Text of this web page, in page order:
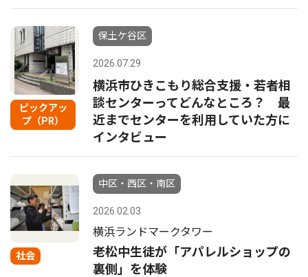
ピックアッ
プ（PR）
保土ケ谷区
2026.07.29
横浜市ひきこもり総合支援・若者相
談センターってどんなところ？ 最
近までセンターを利用していた方に
インタビュー
社会
中区・西区・南区
2026.02.03
横浜ランドマークタワー
老松中生徒が「アパレルショップの
裏側」を体験